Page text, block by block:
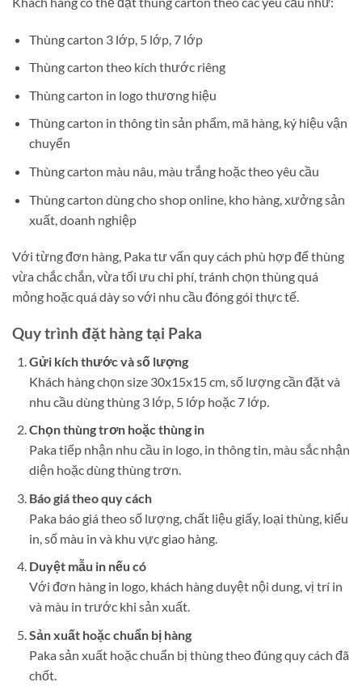
Thùng carton 3 lớp, 5 lớp, 7 lớp
Thùng carton theo kích thước riêng
Thùng carton in logo thương hiệu
Thùng carton in thông tin sản phẩm, mã hàng, ký hiệu vận
chuyển
Thùng carton màu nâu, màu trắng hoặc theo yêu cầu
Thùng carton dùng cho shop online, kho hàng, xưởng sản
xuất, doanh nghiệp
Với từng đơn hàng, Paka tư vấn quy cách phù hợp để thùng
vừa chắc chắn, vừa tối ưu chi phí, tránh chọn thùng quá
mỏng hoặc quá dày so với nhu cầu đóng gói thực tế.
Quy trình đặt hàng tại Paka
Gửi kích thước và số lượng
Khách hàng chọn size 30x15x15 cm, số lượng cần đặt và
nhu cầu dùng thùng 3 lớp, 5 lớp hoặc 7 lớp.
Chọn thùng trơn hoặc thùng in
Paka tiếp nhận nhu cầu in logo, in thông tin, màu sắc nhận
diện hoặc dùng thùng trơn.
Báo giá theo quy cách
Paka báo giá theo số lượng, chất liệu giấy, loại thùng, kiểu
in, số màu in và khu vực giao hàng.
Duyệt mẫu in nếu có
Với đơn hàng in logo, khách hàng duyệt nội dung, vị trí in
và màu in trước khi sản xuất.
Sản xuất hoặc chuẩn bị hàng
Paka sản xuất hoặc chuẩn bị thùng theo đúng quy cách đã
chốt.